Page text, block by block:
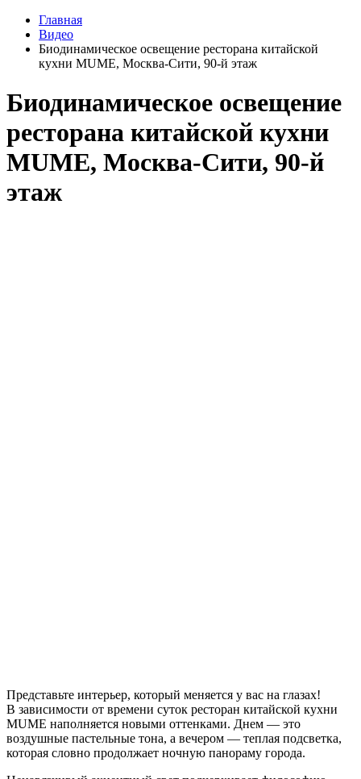
Главная
Видео
Биодинамическое освещение ресторана китайской
кухни MUME, Москва-Сити, 90-й этаж
Биодинамическое освещение
ресторана китайской кухни
MUME, Москва-Сити, 90-й
этаж
Представьте интерьер, который меняется у вас на глазах!
В зависимости от времени суток ресторан китайской кухни
MUME наполняется новыми оттенками. Днем — это
воздушные пастельные тона, а вечером — теплая подсветка,
которая словно продолжает ночную панораму города.